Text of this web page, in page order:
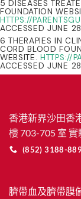
5 DISEASES
FOUNDATION
HTTPS://
ACCESSED JUNE
6 THERAPIES IN
CORD BLOOD
WEBSITE.HTTPS://
ACCESSED JUNE
香港新界沙田香
樓 703-705 室
(852) 3188-
臍帶血及臍帶膜